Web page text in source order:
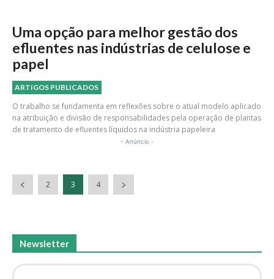
Uma opção para melhor gestão dos
efluentes nas indústrias de celulose e
papel
ARTIGOS PUBLICADOS
O trabalho se fundamenta em reflexões sobre o atual modelo aplicado
na atribuição e divisão de responsabilidades pela operação de plantas
de tratamento de efluentes líquidos na indústria papeleira
- Anúncio -
2 3 4
Newsletter